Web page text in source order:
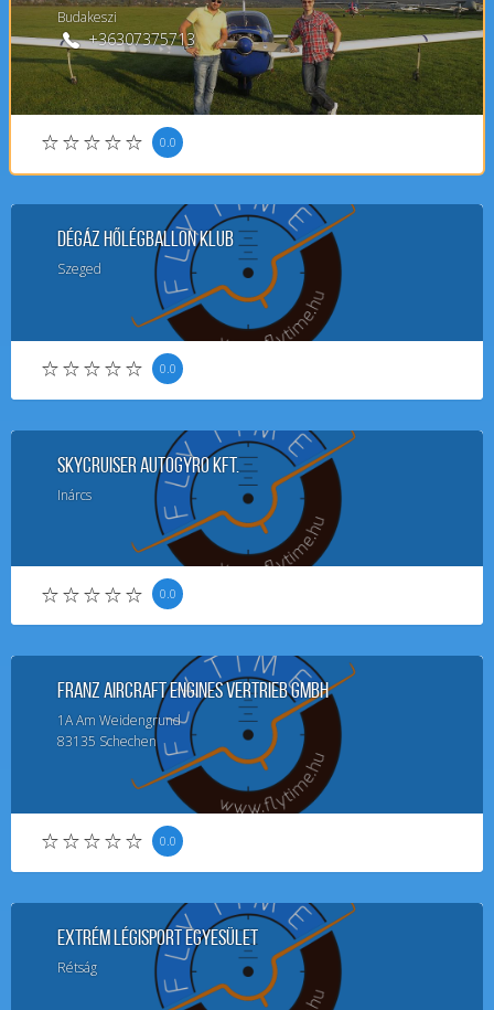
Budakeszi
+36307375713
0.0
Dégáz Hőlégballon Klub
Szeged
0.0
SkyCruiser Autogyro Kft.
Inárcs
0.0
FRANZ Aircraft Engines Vertrieb GmbH
1AAm Weidengrund
83135 Schechen
0.0
Extrém Légisport Egyesület
Rétság